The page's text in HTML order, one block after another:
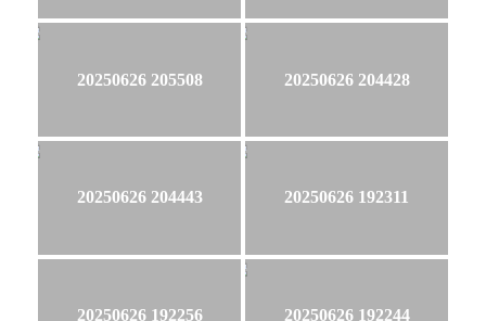
20250626 205508 20250626 204428
20250626 204443 20250626 192311
20250626 192256 20250626 192244